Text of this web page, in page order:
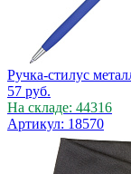
Ручка-стилус
57 руб.
На складе: 44316
Артикул: 18570